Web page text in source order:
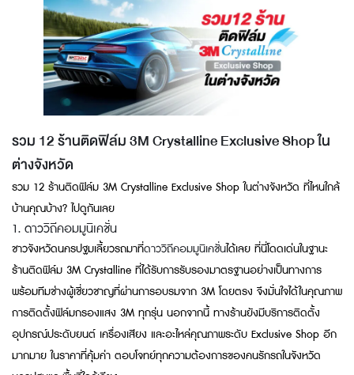
รวม 12 ร้านติดฟิล์ม 3M Crystalline Exclusive Shop ใน
ต่างจังหวัด
รวม 12 ร้านติดฟิล์ม 3M Crystalline Exclusive Shop ในต่างจังหวัด ที่ไหนใกล้
บ้านคุณบ้าง? ไปดูกันเลย
1. ดาววิถีคอมมูนิเคชั่น
ชาวจังหวัดนครปฐมเลี้ยวรถมาที่ดาววิถีคอมมูนิเคชั่นได้เลย ที่นี่โดดเด่นในฐานะ
ร้านติดฟิล์ม 3M Crystalline ที่ได้รับการรับรองมาตรฐานอย่างเป็นทางการ
พร้อมทีมช่างผู้เชี่ยวชาญที่ผ่านการอบรมจาก 3M โดยตรง จึงมั่นใจได้ในคุณภาพ
การติดตั้งฟิล์มกรองแสง 3M ทุกรุ่น นอกจากนี้ ทางร้านยังมีบริการติดตั้ง
อุปกรณ์ประดับยนต์ เครื่องเสียง และอะไหล่คุณภาพระดับ Exclusive Shop อีก
มากมาย ในราคาที่คุ้มค่า ตอบโจทย์ทุกความต้องการของคนรักรถในจังหวัด